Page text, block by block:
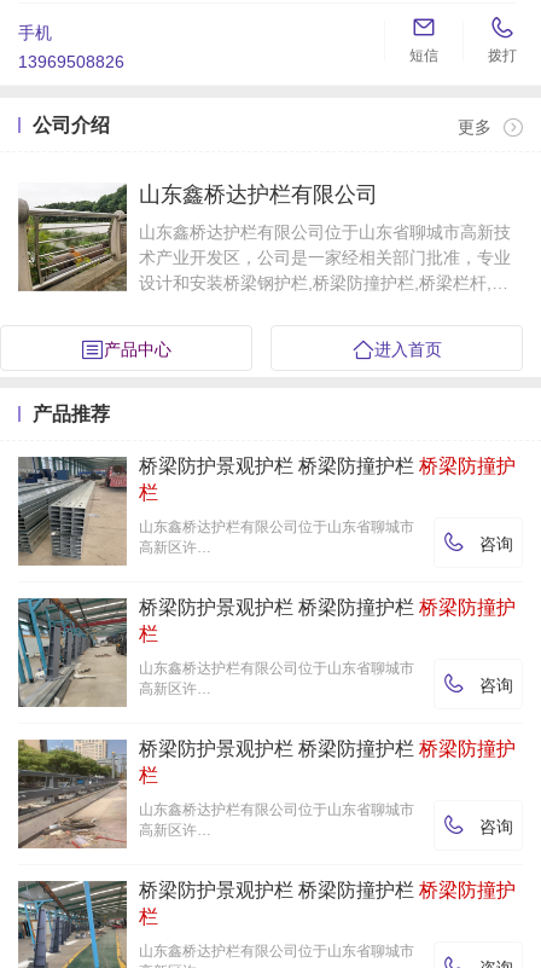

拨打

短信
手机
13969508826
更多
公司介绍
山东鑫桥达护栏有限公司
山东鑫桥达护栏有限公司位于山东省聊城市高新技
术产业开发区，公司是一家经相关部门批准，专业
设计和安装桥梁钢护栏,桥梁防撞护栏,桥梁栏杆,桥
产品中心
进入首页
产品推荐
桥梁防护景观护栏 桥梁防撞护栏 桥梁防撞护
栏
 咨询
山东鑫桥达护栏有限公司位于山东省聊城市
高新区许…
桥梁防护景观护栏 桥梁防撞护栏 桥梁防撞护
栏
 咨询
山东鑫桥达护栏有限公司位于山东省聊城市
高新区许…
桥梁防护景观护栏 桥梁防撞护栏 桥梁防撞护
栏
 咨询
山东鑫桥达护栏有限公司位于山东省聊城市
高新区许…
桥梁防护景观护栏 桥梁防撞护栏 桥梁防撞护
栏
山东鑫桥达护栏有限公司位于山东省聊城市